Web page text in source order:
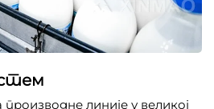
линије у великој